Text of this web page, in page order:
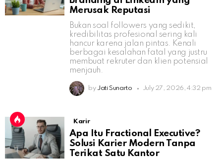
Merusak Reputasi
Bukan soal followers yang sedikit,
kredibilitas profesional sering kali
hancur karena jalan pintas. Kenali
berbagai kesalahan fatal yang justru
membuat rekruter dan klien potensial
menjauh.
by Jati Sunarto July 27, 2026, 4:32 pm
Karir
Apa Itu Fractional Executive?
Solusi Karier Modern Tanpa
Terikat Satu Kantor